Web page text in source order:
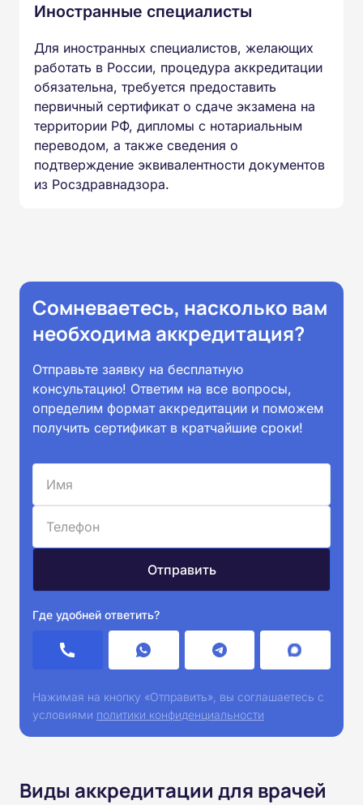
Иностранные специалисты
Для иностранных специалистов, желающих
работать в России, процедура аккредитации
обязательна, требуется предоставить
первичный сертификат о сдаче экзамена на
территории РФ, дипломы с нотариальным
переводом, а также сведения о
подтверждение эквивалентности документов
из Росздравнадзора.
Сомневаетесь, насколько вам
необходима аккредитация?
Отправьте заявку на бесплатную
консультацию! Ответим на все вопросы,
определим формат аккредитации и поможем
получить сертификат в кратчайшие сроки!
Где удобней ответить?
Нажимая на кнопку «Отправить», вы соглашаетесь с
условиями политики конфиденциальности
Виды аккредитации для врачей